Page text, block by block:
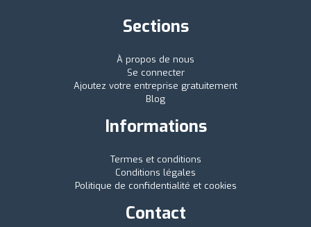
Sections
À propos de nous
Se connecter
Ajoutez votre entreprise gratuitement
Blog
Informations
Termes et conditions
Conditions légales
Politique de confidentialité et cookies
Contact